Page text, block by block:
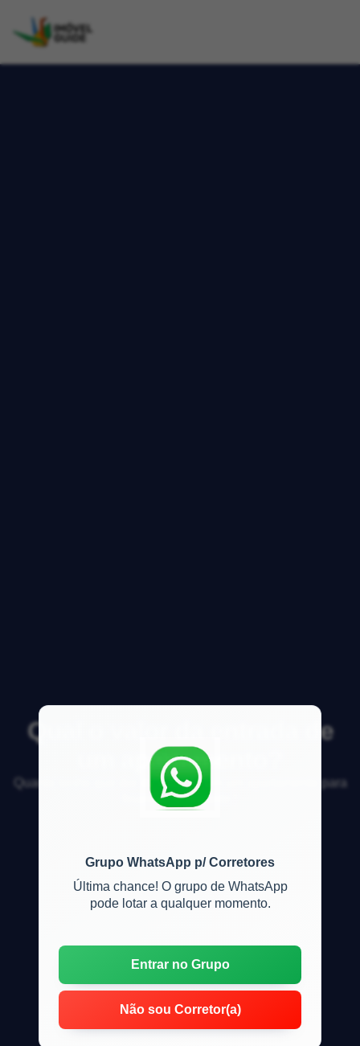
Grupo WhatsApp p/ Corretores
Última chance! O grupo de WhatsApp
pode lotar a qualquer momento.
Entrar no Grupo
Não sou Corretor(a)
Qual o valor da entrada de
um apartamento?
Quanto tenho que dar de entrada em um apartamento para
financiar o restante?